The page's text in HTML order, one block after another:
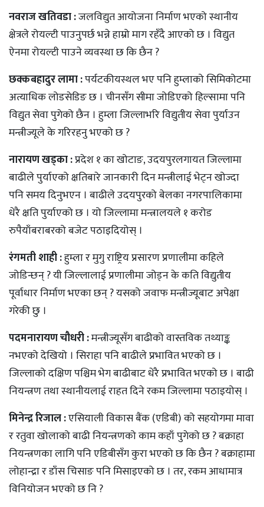
नवराजखतिवडा :जलविद्युत आयोजना निर्माण भएको स्थानीय
क्षेत्रले रोयल्टी पाउनुपर्छ भन्ने हाम्रो माग रहँदै आएको छ । विद्युत
ऐनमा रोयल्टी पाउने व्यवस्था छ कि छैन ?
छक्कबहादुर लामा :पर्यटकीयस्थल भए पनि हुम्लाको सिमिकोटमा
अत्याधिक लोडसेडिङ छ । चीनसँग सीमा जोडिएको हिल्सामा पनि
विद्युत सेवा पुगेको छैन । हुम्ला जिल्लाभरि विद्युतीय सेवा पुर्याउन
मन्त्रीज्यूले के गरिरहनु भएको छ ?
नारायण खड्का :प्रदेश १ का खोटाङ, उदयपुरलगायत जिल्लामा
बाढीले पुर्याएको क्षतिबारे जानकारी दिन मन्त्रीलाई भेट्न खोज्दा
पनि समय दिनुभएन । बाढीले उदयपुरको बेलका नगरपालिकामा
धेरै क्षति पुर्याएको छ । यो जिल्लामा मन्त्रालयले १ करोड
रुपैयाँबराबरको बजेट पठाइदियोस् ।
रंगमती शाही :हुम्ला र मुगु राष्ट्रिय प्रसारण प्रणालीमा कहिले
जोडिन्छन् ? यी जिल्लालाई प्रणालीमा जोड्न के कति विद्युतीय
पूर्वाधार निर्माण भएका छन् ? यसको जवाफ मन्त्रीज्यूबाट अपेक्षा
गरेकी छु ।
पदमनारायण चौधरी :मन्त्रीज्यूसँग बाढीको वास्तविक तथ्याङ्क
नभएको देखियो । सिराहा पनि बाढीले प्रभावित भएको छ ।
जिल्लाको दक्षिण पश्चिम भेग बाढीबाट धेरै प्रभावित भएको छ । बाढी
नियन्त्रण तथा स्थानीयलाई राहत दिने रकम जिल्लामा पठाइयोस् ।
मिनेन्द्र रिजाल :एसियाली विकास बैंक (एडिबी) को सहयोगमा मावा
र रतुवा खोलाको बाढी नियन्त्रणको काम कहाँ पुगेको छ ? बक्राहा
नियन्त्रणका लागि पनि एडिबीसँग कुरा भएको छ कि छैन ? बक्राहामा
लोहान्द्रा र डाँस चिसाङ पनि मिसाइएको छ । तर, रकम आधामात्र
विनियोजन भएको छ नि ?